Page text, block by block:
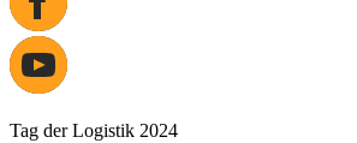
Tag der Logistik 2024